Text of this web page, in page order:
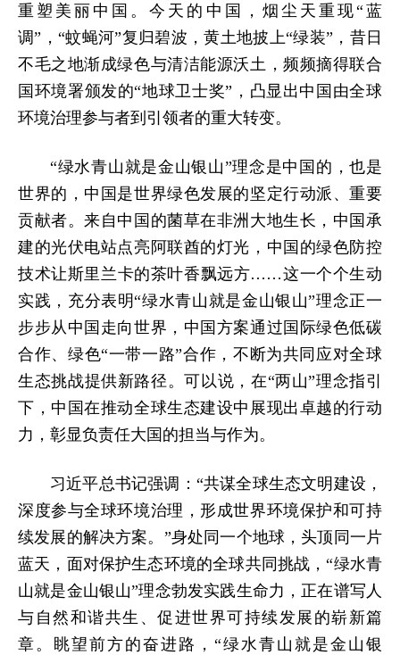
重塑美丽中国。今天的中国，烟尘天重现“蓝
调”，“蚊蝇河”复归碧波，黄土地披上“绿装”，昔日
不毛之地渐成绿色与清洁能源沃土，频频摘得联合
国环境署颁发的“地球卫士奖”，凸显出中国由全球
环境治理参与者到引领者的重大转变。
“绿水青山就是金山银山”理念是中国的，也是
世界的，中国是世界绿色发展的坚定行动派、重要
贡献者。来自中国的菌草在非洲大地生长，中国承
建的光伏电站点亮阿联酋的灯光，中国的绿色防控
技术让斯里兰卡的茶叶香飘远方……这一个个生动
实践，充分表明“绿水青山就是金山银山”理念正一
步步从中国走向世界，中国方案通过国际绿色低碳
合作、绿色“一带一路”合作，不断为共同应对全球
生态挑战提供新路径。可以说，在“两山”理念指引
下，中国在推动全球生态建设中展现出卓越的行动
力，彰显负责任大国的担当与作为。
习近平总书记强调：“共谋全球生态文明建设，
深度参与全球环境治理，形成世界环境保护和可持
续发展的解决方案。”身处同一个地球，头顶同一片
蓝天，面对保护生态环境的全球共同挑战，“绿水青
山就是金山银山”理念勃发实践生命力，正在谱写人
与自然和谐共生、促进世界可持续发展的崭新篇
章。眺望前方的奋进路，“绿水青山就是金山银